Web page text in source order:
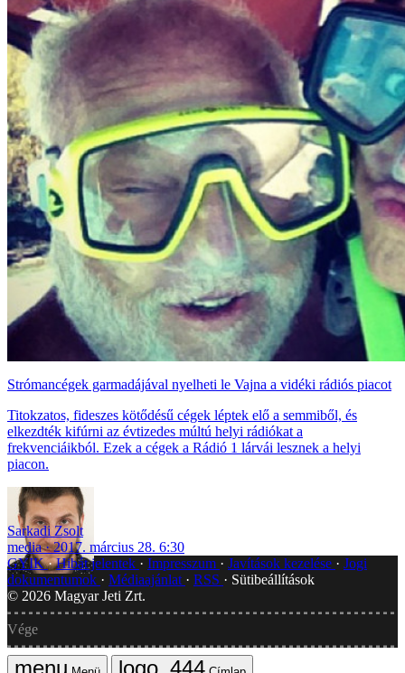
Strómancégek garmadájával nyelheti le Vajna a vidéki rádiós piacot
Titokzatos, fideszes kötődésű cégek léptek elő a semmiből, és
elkezdték kifúrni az évtizedes múltú helyi rádiókat a
frekvenciáikból. Ezek a cégek a Rádió 1 lárvái lesznek a helyi
piacon.
Sarkadi Zsolt
media
2017. március 28. 6:30
GYIK Hibát jelentek Impresszum Javítások kezelése
Jogi
dokumentumok
Médiaajánlat RSS
Sütibeállítások
© 2026 Magyar Jeti Zrt.
Vége